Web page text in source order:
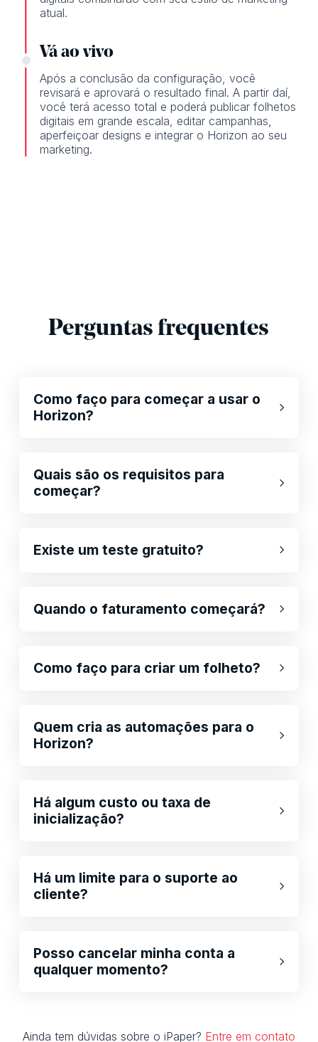
atual.
Vá ao vivo
Após a conclusão da configuração, você
revisará e aprovará o resultado final. A partir daí,
você terá acesso total e poderá publicar folhetos
digitais em grande escala, editar campanhas,
aperfeiçoar designs e integrar o Horizon ao seu
marketing.
Perguntas frequentes
Como faço para começar a usar o
Horizon?
Quais são os requisitos para
começar?
Existe um teste gratuito?
Quando o faturamento começará?
Como faço para criar um folheto?
Quem cria as automações para o
Horizon?
Há algum custo ou taxa de
inicialização?
Há um limite para o suporte ao
cliente?
Posso cancelar minha conta a
qualquer momento?
Ainda tem dúvidas sobre o iPaper? Entre em contato